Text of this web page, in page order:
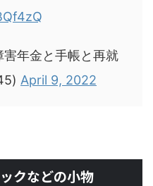
年金と手帳と再就
April 9, 2022
クなどの小物